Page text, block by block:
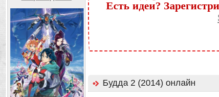
Есть идеи?
Будда 2 (2014) онлайн